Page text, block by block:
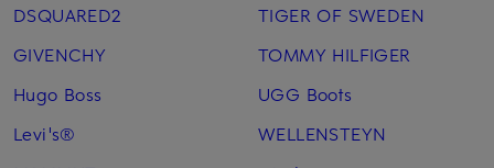
DSQUARED2
GIVENCHY
Hugo Boss
Levi's®
TIGER OF SWEDEN
TOMMY HILFIGER
UGG Boots
WELLENSTEYN